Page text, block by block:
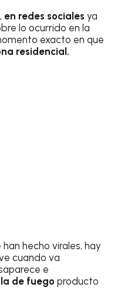
en redes sociales ya
lo ocurrido en la
exacto en que
residencial.
hecho virales, hay
cuando va
e
de fuego producto